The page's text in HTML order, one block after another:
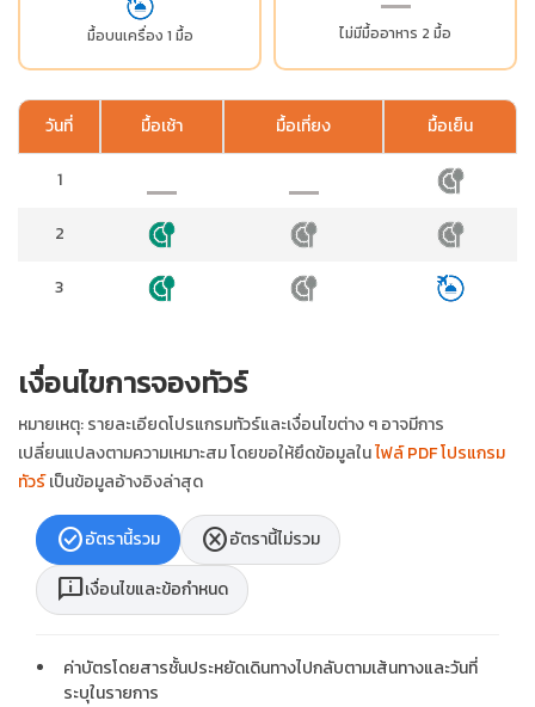
มื้อบนเครื่อง 1 มื้อ ไม่มีมื้ออาหาร 2 มื้อ
วันที่ มื้อเช้า มื้อเที่ยง มื้อเย็น
1
2
3
เงื่อนไขการจองทัวร์
หมายเหตุ: รายละเอียดโปรแกรมทัวร์และเงื่อนไขต่าง ๆ อาจมีการ
เปลี่ยนแปลงตามความเหมาะสม โดยขอให้ยึดข้อมูลในไฟล์ PDF โปรแกรม
ทัวร์เป็นข้อมูลอ้างอิงล่าสุด
check_circleอัตรานี้รวม cancelอัตรานี้ไม่รวม
chat_infoเงื่อนไขและข้อกำหนด
ค่าบัตรโดยสารชั้นประหยัดเดินทางไปกลับตามเส้นทางและวันที่
ระบุในรายการ